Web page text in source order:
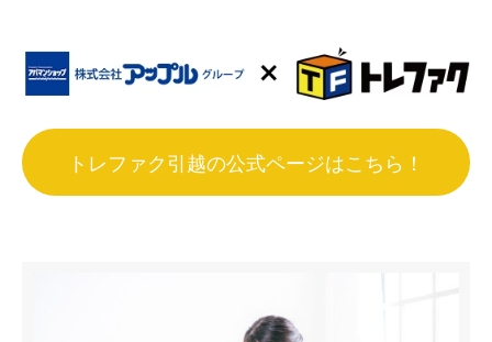
トレファク引越の公式ページはこちら！